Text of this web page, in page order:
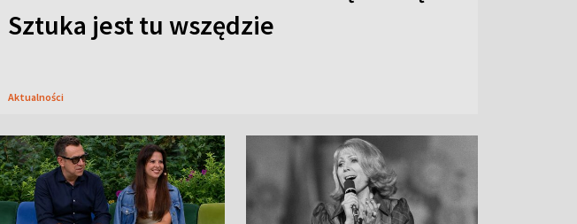
Sztuka jest tu wszędzie
Aktualności